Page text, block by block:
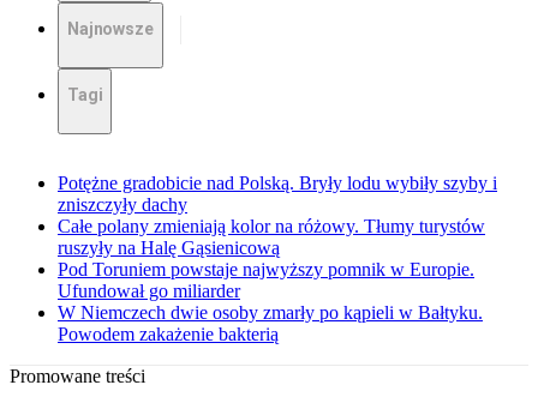
Najnowsze
Tagi
Potężne gradobicie nad Polską. Bryły lodu wybiły szyby i
zniszczyły dachy
Całe polany zmieniają kolor na różowy. Tłumy turystów
ruszyły na Halę Gąsienicową
Pod Toruniem powstaje najwyższy pomnik w Europie.
Ufundował go miliarder
W Niemczech dwie osoby zmarły po kąpieli w Bałtyku.
Powodem zakażenie bakterią
Promowane treści